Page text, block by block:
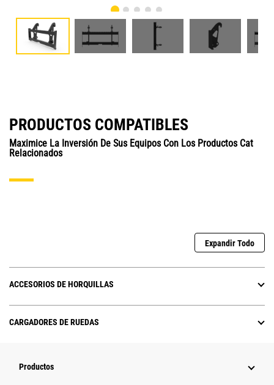
PRODUCTOS COMPATIBLES
Maximice La Inversión De Sus Equipos Con Los Productos Cat
Relacionados
Expandir Todo
ACCESORIOS DE HORQUILLAS
CARGADORES DE RUEDAS
Productos